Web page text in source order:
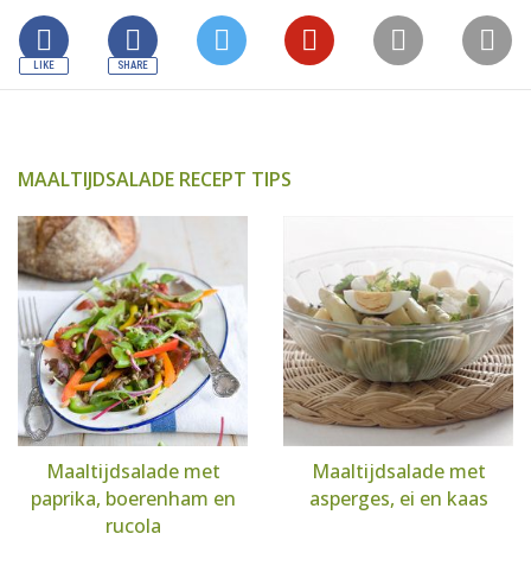
MAALTIJDSALADE RECEPT TIPS
Maaltijdsalade met
paprika, boerenham en
rucola
Maaltijdsalade met
asperges, ei en kaas